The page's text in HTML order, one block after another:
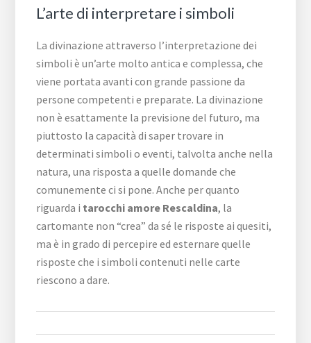
L’arte di interpretare i simboli
La divinazione attraverso l’interpretazione dei
simboli è un’arte molto antica e complessa, che
viene portata avanti con grande passione da
persone competenti e preparate. La divinazione
non è esattamente la previsione del futuro, ma
piuttosto la capacità di saper trovare in
determinati simboli o eventi, talvolta anche nella
natura, una risposta a quelle domande che
comunemente ci si pone. Anche per quanto
riguarda i tarocchi amore Rescaldina, la
cartomante non “crea” da sé le risposte ai quesiti,
ma è in grado di percepire ed esternare quelle
risposte che i simboli contenuti nelle carte
riescono a dare.